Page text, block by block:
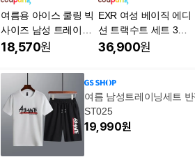
여름용 아이스 쿨링 빅
사이즈 남성 트레이닝
복 세트: 패션과 편안함
18,570원
EXR 여성 베이직 에디
션 트랙수트 세트 3종
택1
36,900원
여름 남성트레이닝세트 반팔 남자트레이닝복 추리닝 FL
ST025
19,990원